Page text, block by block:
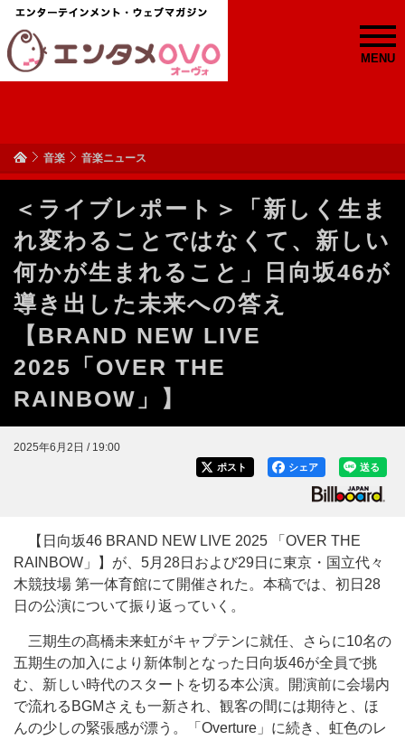
MENU
音楽 音楽ニュース
＜ライブレポート＞「新しく生ま
れ変わることではなくて、新しい
何かが生まれること」日向坂46が
導き出した未来への答え
【BRAND NEW LIVE
2025「OVER THE
RAINBOW」】
2025年6月2日 / 19:00
送る
シェア
ポスト
【日向坂46 BRAND NEW LIVE 2025 「OVER THE
RAINBOW」】が、5月28日および29日に東京・国立代々
木競技場 第一体育館にて開催された。本稿では、初日28
日の公演について振り返っていく。
三期生の髙橋未来虹がキャプテンに就任、さらに10名の
五期生の加入により新体制となった日向坂46が全員で挑
む、新しい時代のスタートを切る本公演。開演前に会場内
で流れるBGMさえも一新され、観客の間には期待と、ほ
んの少しの緊張感が漂う。「Overture」に続き、虹色のレ